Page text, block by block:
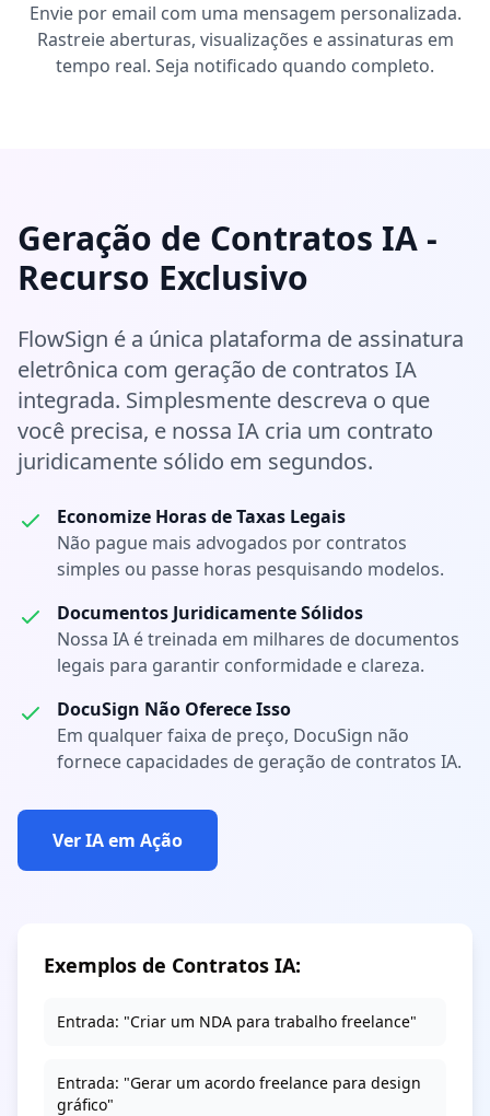
Envie por email com uma mensagem personalizada.
Rastreie aberturas, visualizações e assinaturas em
tempo real. Seja notificado quando completo.
Geração de Contratos IA -
Recurso Exclusivo
FlowSign é a única plataforma de assinatura
eletrônica com geração de contratos IA
integrada. Simplesmente descreva o que
você precisa, e nossa IA cria um contrato
juridicamente sólido em segundos.
Economize Horas de Taxas Legais
Não pague mais advogados por contratos
simples ou passe horas pesquisando modelos.
Documentos Juridicamente Sólidos
Nossa IA é treinada em milhares de documentos
legais para garantir conformidade e clareza.
DocuSign Não Oferece Isso
Em qualquer faixa de preço, DocuSign não
fornece capacidades de geração de contratos IA.
Ver IA em Ação
Exemplos de Contratos IA:
Entrada: "Criar um NDA para trabalho freelance"
Entrada: "Gerar um acordo freelance para design
gráfico"